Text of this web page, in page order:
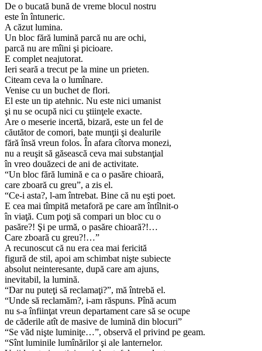
De o bucată bună de vreme blocul nostru
este în întuneric.
A căzut lumina.
Un bloc fără lumină parcă nu are ochi,
parcă nu are mîini şi picioare.
E complet neajutorat.
Ieri seară a trecut pe la mine un prieten.
Citeam ceva la o lumînare.
Venise cu un buchet de flori.
El este un tip atehnic. Nu este nici umanist
şi nu se ocupă nici cu ştiinţele exacte.
Are o meserie incertă, bizară, este un fel de
căutător de comori, bate munţii şi dealurile
fără însă vreun folos. În afara cîtorva monezi,
nu a reuşit să găsească ceva mai substanţial
în vreo douăzeci de ani de activitate.
“Un bloc fără lumină e ca o pasăre chioară,
care zboară cu greu”, a zis el.
“Ce-i asta?, l-am întrebat. Bine că nu eşti poet.
E cea mai tîmpită metaforă pe care am întîlnit-o
în viaţă. Cum poţi să compari un bloc cu o
pasăre?! Şi pe urmă, o pasăre chioară?!…
Care zboară cu greu?!…”
A recunoscut că nu era cea mai fericită
figură de stil, apoi am schimbat nişte subiecte
absolut neinteresante, după care am ajuns,
inevitabil, la lumină.
“Dar nu puteţi să reclamaţi?”, mă întrebă el.
“Unde să reclamăm?, i-am răspuns. Pînă acum
nu s-a înfiinţat vreun departament care să se ocupe
de căderile atît de masive de lumină din blocuri”
“Se văd nişte luminiţe…”, observă el privind pe geam.
“Sînt luminile lumînărilor şi ale lanternelor.